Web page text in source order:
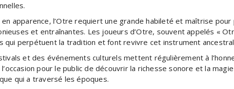
apparence, l’Otre requiert une grande habileté et maîtrise pour
et entraînantes. Les joueurs d’Otre, souvent appelés «
qui perpétuent la tradition et font revivre cet instrument
et des événements culturels mettent régulièrement à
pour le public de découvrir la richesse sonore et la
qui a traversé les époques.